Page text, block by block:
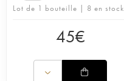
Lot de 1 bouteille | 8 en stock
45€